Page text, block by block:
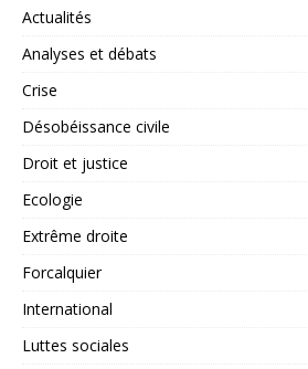
Actualités
Analyses et débats
Crise
Désobéissance civile
Droit et justice
Ecologie
Extrême droite
Forcalquier
International
Luttes sociales